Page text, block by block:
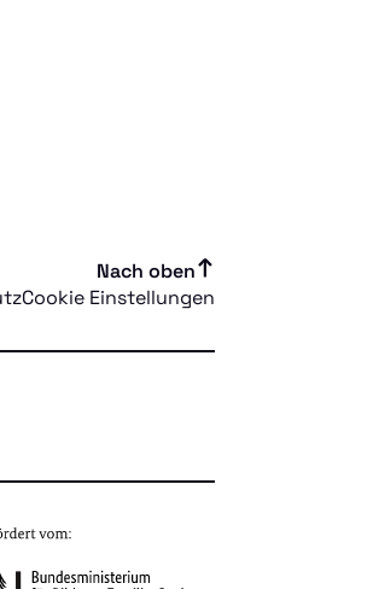
Nach oben
Cookie Einstellungen